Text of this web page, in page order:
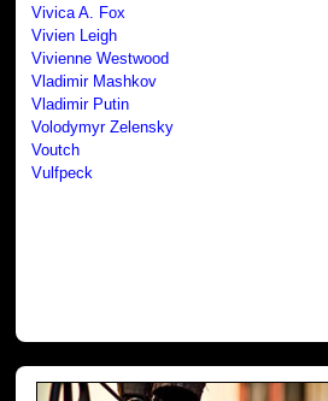
Vivica A. Fox
Vivien Leigh
Vivienne Westwood
Vladimir Mashkov
Vladimir Putin
Volodymyr Zelensky
Voutch
Vulfpeck